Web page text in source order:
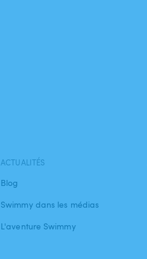
ACTUALITÉS
Blog
Swimmy dans les médias
L'aventure Swimmy